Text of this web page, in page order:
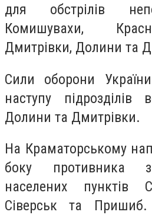
для обстрілів
Комишувахи,
Дмитрівки, Долини та
Сили оборони
наступу підрозділів
Долини та Дмитрівки.
На Краматорському
боку противника
населених пунктів
Сіверськ та Пришиб.